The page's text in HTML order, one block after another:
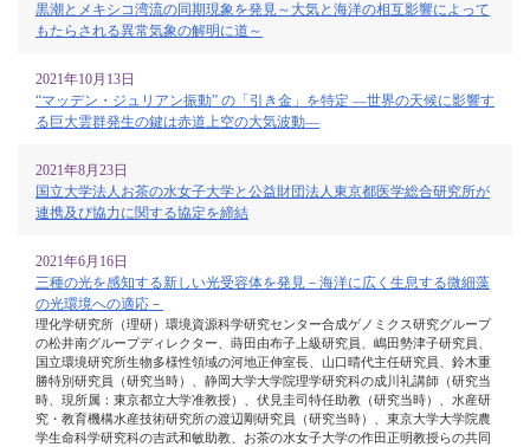
黒潮とメキシコ湾流の同期現象を発見～大気と海洋の相互影響によって
もたらされる異常気象の解明に道～
2021年10月13日
“マッデン・ジュリアン振動” の「引き金」を特定 ―世界の天候に影響す
る巨大雲群発生の鍵は赤道上空の大気波動―
2021年8月23日
国立大学法人お茶の水女子大学と公益財団法人東京都医学総合研究所が
連携及び協力に関する協定を締結
2021年6月16日
三種の光を感知する新しい光受容体を発見－海洋に広く生息する微細藻
の光環境への適応－
理化学研究所（理研）環境資源科学研究センター合成ゲノミクス研究グループ
の松井南グループディレクター、蒔田由布子上級研究員、嶋田勢津子研究員、
国立環境研究所生物多様性領域の河地正伸室長、山口晴代主任研究員、鈴木重
勝特別研究員（研究当時）、静岡大学大学院理学研究科の成川礼講師（研究当
時、現所属：東京都立大学准教授）、伏見圭司特任助教（研究当時）、水産研
究・教育機構水産技術研究所の渡辺剛研究員（研究当時）、東京大学大学院農
学生命科学研究科の吉武和敏助教、お茶の水女子大学の作田正明教授らの共同